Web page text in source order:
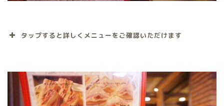
タップすると詳しくメニューをご確認いただけます